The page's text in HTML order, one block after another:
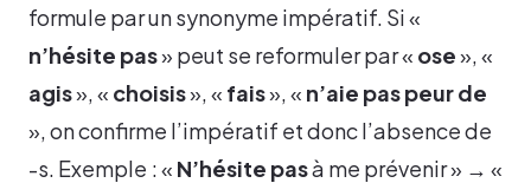
formule par un synonyme impératif. Si «
n’hésite pas» peut se reformuler par « ose», «
agis», « choisis», « fais», « n’aie pas peur de
», on confirme l’impératif et donc l’absence de
-s. Exemple : « N’hésite pasà me prévenir » → «